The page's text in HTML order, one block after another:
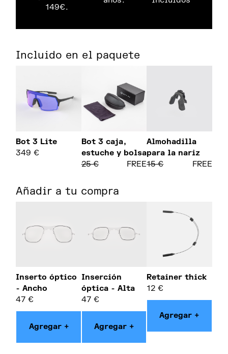
149€.
Incluido en el paquete
Bot 3 Lite
349 €
Bot 3 caja,
estuche y bolsa
25€ FREE
Almohadilla
para la nariz
15€ FREE
Añadir a tu compra
Inserto óptico
- Ancho
47 €
Agregar +
Inserción
óptica - Alta
47€
Agregar +
Retainer thick
12 €
Agregar +